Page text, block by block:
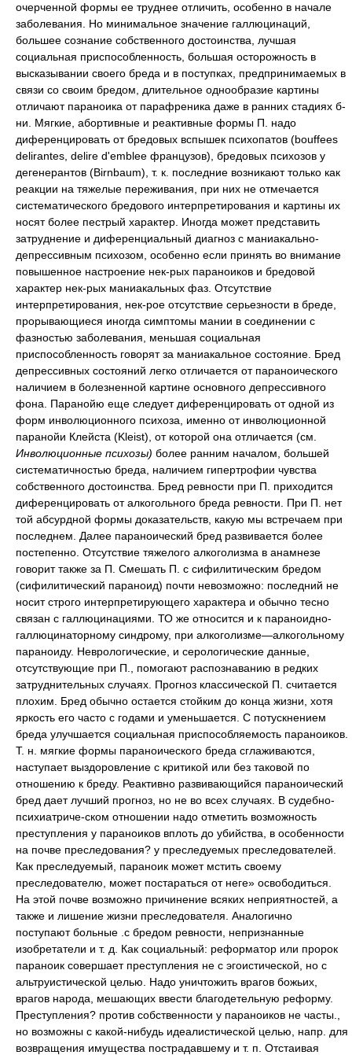
очерченной формы ее труднее отличить, особенно в начале
заболевания. Но минимальное значение галлюцинаций,
большее сознание собственного достоинства, лучшая
социальная приспособленность, большая осторожность в
высказывании своего бреда и в поступках, предпринимаемых в
связи со своим бредом, длительное однообразие картины
отличают параноика от парафреника даже в ранних стадиях б-
ни. Мягкие, абортивные и реактивные формы П. надо
диференцировать от бредовых вспышек психопатов (bouffees
delirantes, delire d'emblee французов), бредовых психозов у
дегенерантов (Birnbaum), т. к. последние возникают только как
реакции на тяжелые переживания, при них не отмечается
систематического бредового интерпретирования и картины их
носят более пестрый характер. Иногда может представить
затруднение и диференциальный диагноз с маниакально-
депрессивным психозом, особенно если принять во внимание
повышенное настроение нек-рых параноиков и бредовой
характер нек-рых маниакальных фаз. Отсутствие
интерпретирования, нек-рое отсутствие серьезности в бреде,
прорывающиеся иногда симптомы мании в соединении с
фазностью заболевания, меньшая социальная
приспособленность говорят за маниакальное состояние. Бред
депрессивных состояний легко отличается от параноического
наличием в болезненной картине основного депрессивного
фона. Паранойю еще следует диференцировать от одной из
форм инволюционного психоза, именно от инволюционной
паранойи Клейста (Kleist), от которой она отличается (см.
Инволюционные психозы) более ранним началом, большей
систематичностью бреда, наличием гипертрофии чувства
собственного достоинства. Бред ревности при П. приходится
диференцировать от алкогольного бреда ревности. При П. нет
той абсурдной формы доказательств, какую мы встречаем при
последнем. Далее параноический бред развивается более
постепенно. Отсутствие тяжелого алкоголизма в анамнезе
говорит также за П. Смешать П. с сифилитическим бредом
(сифилитический параноид) почти невозможно: последний не
носит строго интерпретирующего характера и обычно тесно
связан с галлюцинациями. ТО же относится и к параноидно-
галлюцинаторному синдрому, при алкоголизме—алкогольному
параноиду. Неврологические, и серологические данные,
отсутствующие при П., помогают распознаванию в редких
затруднительных случаях. Прогноз классической П. считается
плохим. Бред обычно остается стойким до конца жизни, хотя
яркость его часто с годами и уменьшается. С потускнением
бреда улучшается социальная приспособляемость параноиков.
Т. н. мягкие формы параноического бреда сглаживаются,
наступает выздоровление с критикой или без таковой по
отношению к бреду. Реактивно развивающийся параноический
бред дает лучший прогноз, но не во всех случаях. В судебно-
психиатриче-ском отношении надо отметить возможность
преступления у параноиков вплоть до убийства, в особенности
на почве преследования? у преследуемых преследователей.
Как преследуемый, параноик может мстить своему
преследователю, может постараться от неге» освободиться.
На этой почве возможно причинение всяких неприятностей, а
также и лишение жизни преследователя. Аналогично
поступают больные .с бредом ревности, непризнанные
изобретатели и т. д. Как социальный: реформатор или пророк
параноик совершает преступления не с эгоистической, но с
альтруистической целью. Надо уничтожить врагов божьих,
врагов народа, мешающих ввести благодетельную реформу.
Преступления? против собственности у параноиков не часты.,
но возможны с какой-нибудь идеалистической целью, напр. для
возвращения имущества пострадавшему и т. п. Отстаивая